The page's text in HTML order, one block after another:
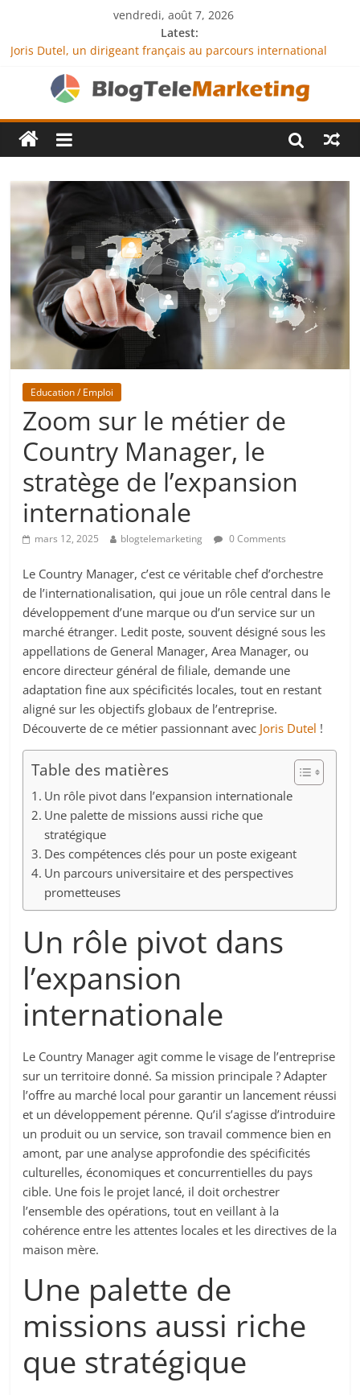
vendredi, août 7, 2026
Latest:
Joris Dutel, un dirigeant français au parcours international
Agria Assurance Animaux : comment l’entreprise se
démarque-t-elle de la concurrence ?
JCA Academy : l’excellence au service de l’indépendance
financière
Denis Bouclon : la diplomatie éducative comme moteur de
Next Terra International : des solutions logistiques au service
du commerce international
Education / Emploi
Zoom sur le métier de
Country Manager, le
stratège de l’expansion
internationale
mars 12, 2025 blogtelemarketing 0 Comments
Le Country Manager, c’est ce véritable chef d’orchestre
de l’internationalisation, qui joue un rôle central dans le
développement d’une marque ou d’un service sur un
marché étranger. Ledit poste, souvent désigné sous les
appellations de General Manager, Area Manager, ou
encore directeur général de filiale, demande une
adaptation fine aux spécificités locales, tout en restant
aligné sur les objectifs globaux de l’entreprise.
Découverte de ce métier passionnant avec Joris Dutel !
Table des matières
Un rôle pivot dans l’expansion internationale
Une palette de missions aussi riche que
stratégique
Des compétences clés pour un poste exigeant
Un parcours universitaire et des perspectives
prometteuses
Un rôle pivot dans
l’expansion
internationale
Le Country Manager agit comme le visage de l’entreprise
sur un territoire donné. Sa mission principale ? Adapter
l’offre au marché local pour garantir un lancement réussi
et un développement pérenne. Qu’il s’agisse d’introduire
un produit ou un service, son travail commence bien en
amont, par une analyse approfondie des spécificités
culturelles, économiques et concurrentielles du pays
cible. Une fois le projet lancé, il doit orchestrer
l’ensemble des opérations, tout en veillant à la
cohérence entre les attentes locales et les directives de la
maison mère.
Une palette de
missions aussi riche
que stratégique